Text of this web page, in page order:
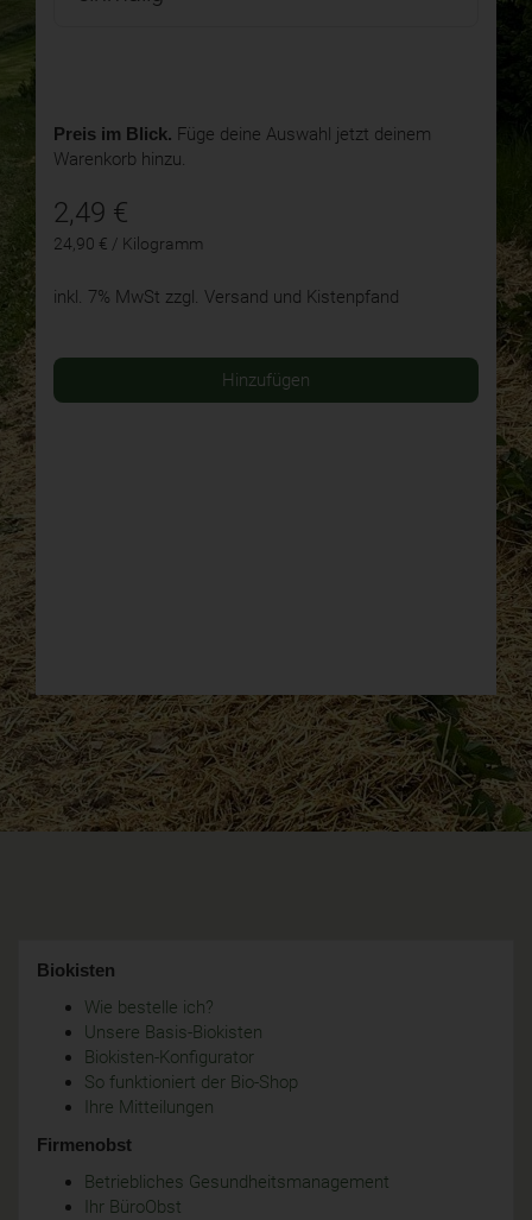
Preis im Blick. Füge deine Auswahl jetzt deinem
Warenkorb hinzu.
2,49 €
24,90 € / Kilogramm
inkl. 7% MwSt zzgl. Versand und Kistenpfand
Hinzufügen
Biokisten
Wie bestelle ich?
Unsere Basis-Biokisten
Biokisten-Konfigurator
So funktioniert der Bio-Shop
Ihre Mitteilungen
Firmenobst
Betriebliches Gesundheitsmanagement
Ihr BüroObst